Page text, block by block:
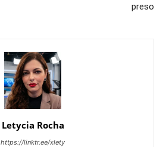
preso
Letycia Rocha
https://linktr.ee/xlety